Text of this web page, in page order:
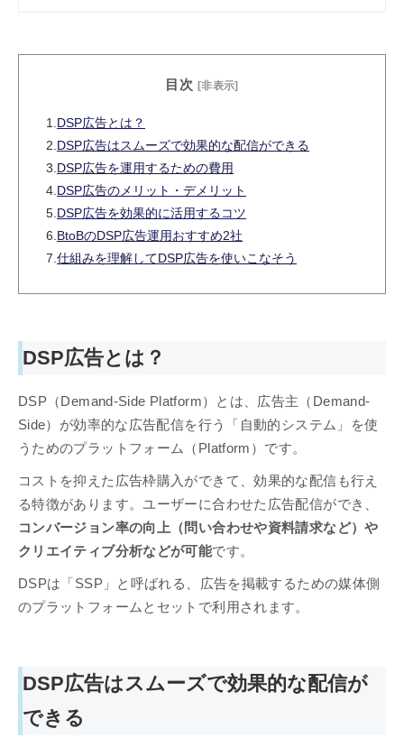
目次 [非表示]
1. DSP広告とは？
2. DSP広告はスムーズで効果的な配信ができる
3. DSP広告を運用するための費用
4. DSP広告のメリット・デメリット
5. DSP広告を効果的に活用するコツ
6. BtoBのDSP広告運用おすすめ2社
7. 仕組みを理解してDSP広告を使いこなそう
DSP広告とは？
DSP（Demand-Side Platform）とは、広告主（Demand-
Side）が効率的な広告配信を行う「自動的システム」を使
うためのプラットフォーム（Platform）です。
コストを抑えた広告枠購入ができて、効果的な配信も行え
る特徴があります。ユーザーに合わせた広告配信ができ、
コンバージョン率の向上（問い合わせや資料請求など）や
クリエイティブ分析などが可能です。
DSPは「SSP」と呼ばれる、広告を掲載するための媒体側
のプラットフォームとセットで利用されます。
DSP広告はスムーズで効果的な配信が
できる